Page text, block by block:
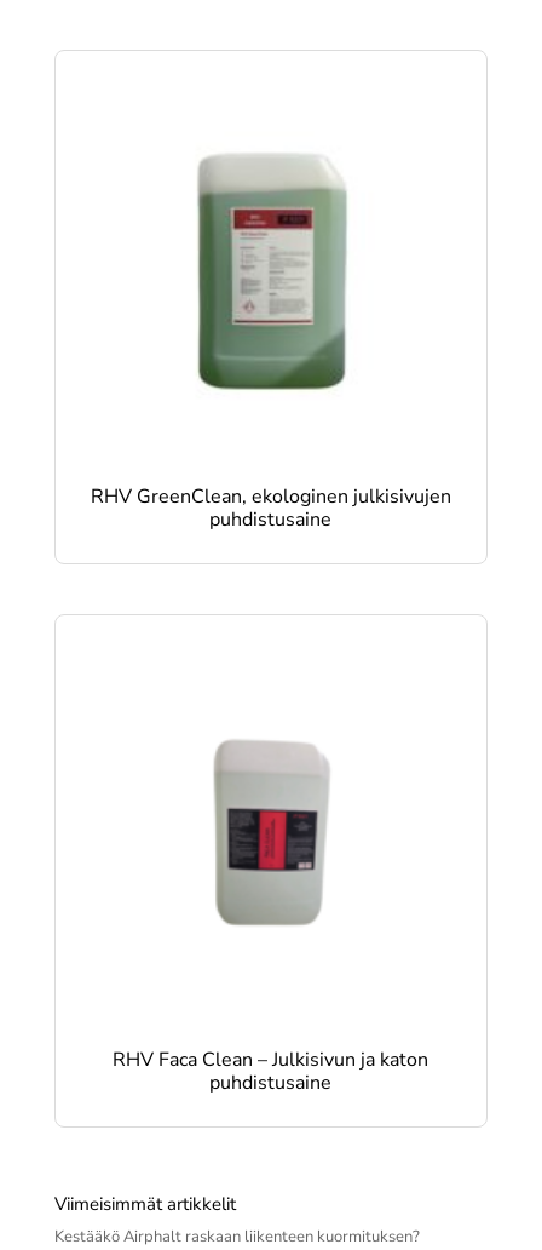
RHV GreenClean, ekologinen julkisivujen
puhdistusaine
RHV Faca Clean – Julkisivun ja katon
puhdistusaine
Viimeisimmät artikkelit
Kestääkö Airphalt raskaan liikenteen kuormituksen?